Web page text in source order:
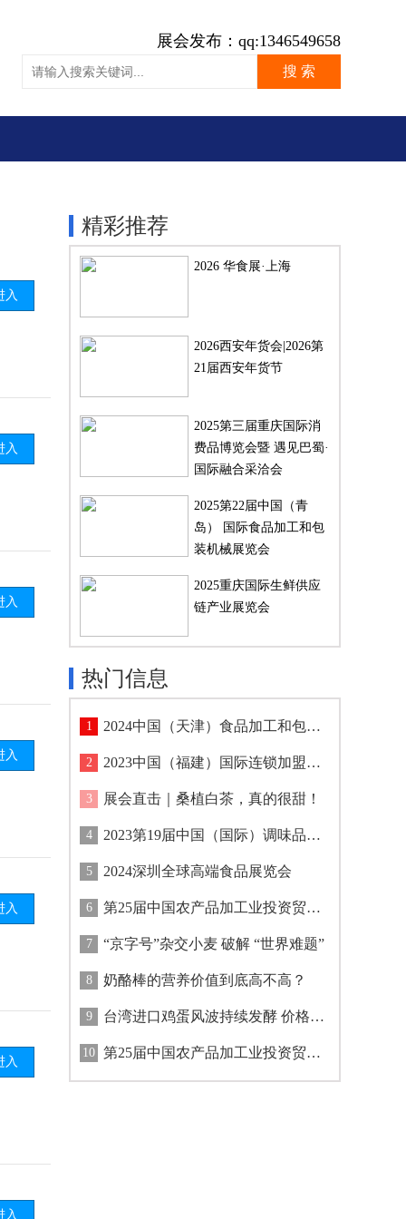
展会发布：qq:1346549658
入
入
入
入
入
入
入
精彩推荐
2026 华食展·上海
2026西安年货会|2026第
21届西安年货节
2025第三届重庆国际消
费品博览会暨 遇见巴蜀·
国际融合采洽会
2025第22届中国（青
岛） 国际食品加工和包
装机械展览会
2025重庆国际生鲜供应
链产业展览会
热门信息
1 2024中国（天津）食品加工和包装机械展览会
2 2023中国（福建）国际连锁加盟及特许经营博览会
3 展会直击｜桑植白茶，真的很甜！
4 2023第19届中国（国际）调味品及食品配料博览会
5 2024深圳全球高端食品展览会
6 第25届中国农产品加工业投资贸易洽谈会在河南省驻马店市举办
7 “京字号”杂交小麦 破解 “世界难题”
8 奶酪棒的营养价值到底高不高？
9 台湾进口鸡蛋风波持续发酵 价格、流程等多方面质疑声不断
10 第25届中国农产品加工业投资贸易洽谈会开幕